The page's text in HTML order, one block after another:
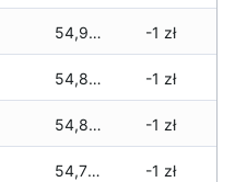
54,980 zł -1 zł
54,860 zł -1 zł
54,850 zł -1 zł
54,730 zł -1 zł